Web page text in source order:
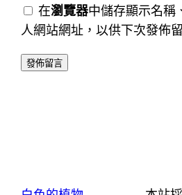
在瀏覽器中儲存顯示名稱
人網站網址，以供下次發佈